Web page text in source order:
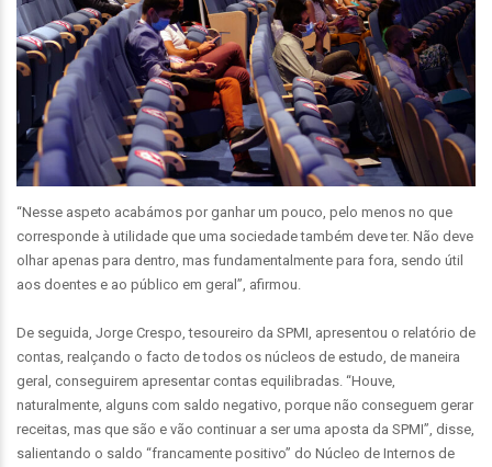
“Nesse aspeto acabámos por ganhar um pouco, pelo menos no que
corresponde à utilidade que uma sociedade também deve ter. Não deve
olhar apenas para dentro, mas fundamentalmente para fora, sendo útil
aos doentes e ao público em geral”, afirmou.
De seguida, Jorge Crespo, tesoureiro da SPMI, apresentou o relatório de
contas, realçando o facto de todos os núcleos de estudo, de maneira
geral, conseguirem apresentar contas equilibradas. “Houve,
naturalmente, alguns com saldo negativo, porque não conseguem gerar
receitas, mas que são e vão continuar a ser uma aposta da SPMI”, disse,
salientando o saldo “francamente positivo” do Núcleo de Internos de